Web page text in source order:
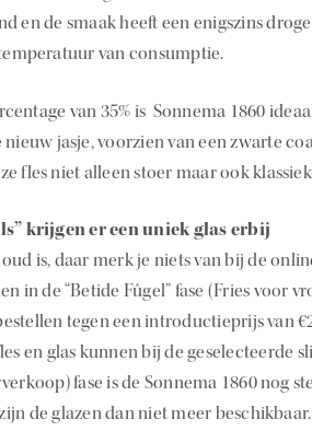
en de smaak heeft een enigszins
van consumptie.
van 35% is Sonnema 1860
jasje, voorzien van een zwarte
fles niet alleen stoer maar ook
krijgen er een uniek glas erbij
is, daar merk je niets van bij de
in de “Betide Fûgel” fase (Fries voor
tegen een introductieprijs van
en glas kunnen bij de geselecteerde
fase is de Sonnema 1860 nog
de glazen dan niet meer